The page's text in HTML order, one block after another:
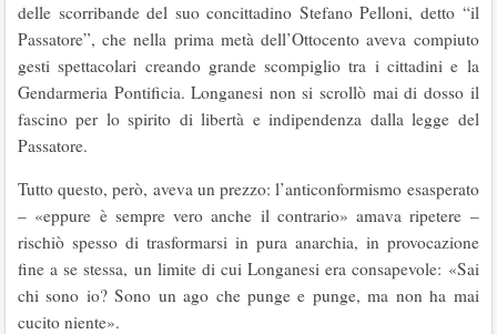
delle scorribande del suo concittadino Stefano Pelloni, detto “il
Passatore”, che nella prima metà dell’Ottocento aveva compiuto
gesti spettacolari creando grande scompiglio tra i cittadini e la
Gendarmeria Pontificia. Longanesi non si scrollò mai di dosso il
fascino per lo spirito di libertà e indipendenza dalla legge del
Passatore.
Tutto questo, però, aveva un prezzo: l’anticonformismo esasperato
– «eppure è sempre vero anche il contrario» amava ripetere –
rischiò spesso di trasformarsi in pura anarchia, in provocazione
fine a se stessa, un limite di cui Longanesi era consapevole: «Sai
chi sono io? Sono un ago che punge e punge, ma non ha mai
cucito niente».